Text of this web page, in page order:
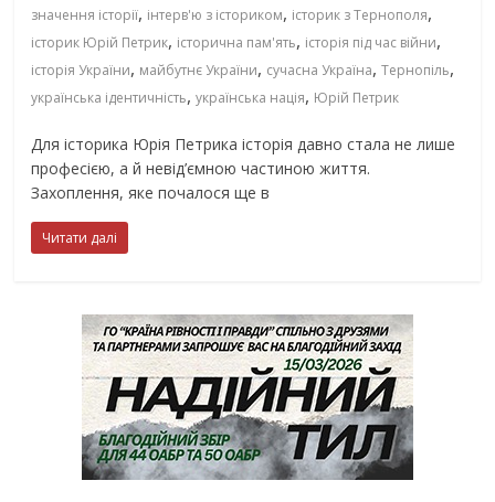
значення історії, інтерв'ю з істориком, історик з Тернополя,
історик Юрій Петрик, історична пам'ять, історія під час війни,
історія України, майбутнє України, сучасна Україна,Тернопіль,
українська ідентичність,українська нація, Юрій Петрик
Для історика Юрія Петрика історія давно стала не лише
професією, а й невід’ємною частиною життя.
Захоплення, яке почалося ще в
Читати далі